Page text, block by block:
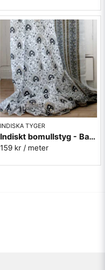
INDISKA TYGER
Indiskt bomullstyg - Batist - nr.13
159 kr / meter